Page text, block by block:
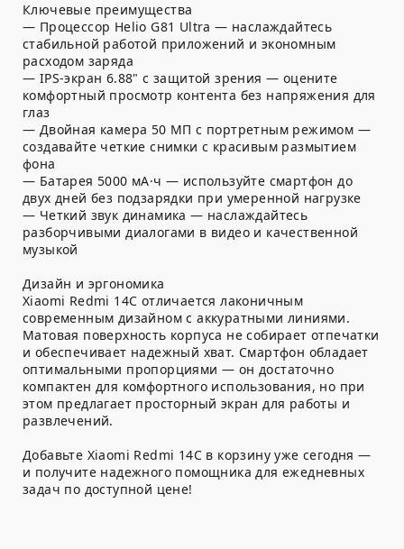
Ключевые преимущества
— Процессор Helio G81 Ultra — наслаждайтесь
стабильной работой приложений и экономным
расходом заряда
— IPS-экран 6.88" с защитой зрения — оцените
комфортный просмотр контента без напряжения для
глаз
— Двойная камера 50 МП с портретным режимом —
создавайте четкие снимки с красивым размытием
фона
— Батарея 5000 мА·ч — используйте смартфон до
двух дней без подзарядки при умеренной нагрузке
— Четкий звук динамика — наслаждайтесь
разборчивыми диалогами в видео и качественной
музыкой
Дизайн и эргономика
Xiaomi Redmi 14C отличается лаконичным
современным дизайном с аккуратными линиями.
Матовая поверхность корпуса не собирает отпечатки
и обеспечивает надежный хват. Смартфон обладает
оптимальными пропорциями — он достаточно
компактен для комфортного использования, но при
этом предлагает просторный экран для работы и
развлечений.
Добавьте Xiaomi Redmi 14C в корзину уже сегодня —
и получите надежного помощника для ежедневных
задач по доступной цене!